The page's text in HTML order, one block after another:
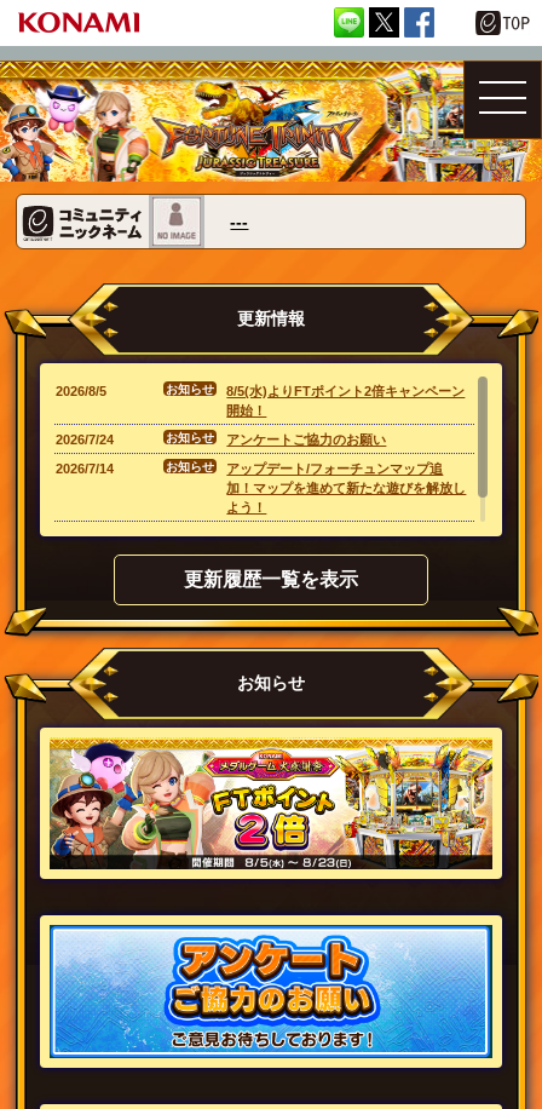
---
更新情報
2026/8/5
8/5(水)よりFTポイント2倍キャンペーン
開始！
2026/7/24
アンケートご協力のお願い
2026/7/14
アップデート/フォーチュンマップ追
加！マップを進めて新たな遊びを解放し
よう！
2026/7/14
ランキングページ公開！
更新履歴一覧を表示
お知らせ